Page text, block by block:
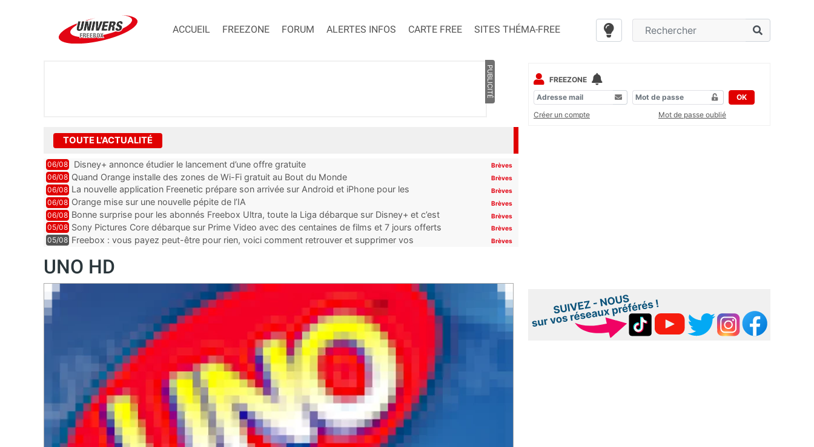
ACCUEIL FREEZONE FORUM ALERTES INFOS CARTE FREE SITES THÉMA-FREE
PUBLICITÉ
TOUTE L'ACTUALITÉ
06/08 Disney+ annonce étudier le lancement d’une offre gratuite Brèves
06/08 Quand Orange installe des zones de Wi-Fi gratuit au Bout du Monde Brèves
06/08 La nouvelle application Freenetic prépare son arrivée sur Android et iPhone pour les
abonnés Freebox, testez la
Brèves
06/08 Orange mise sur une nouvelle pépite de l’IA Brèves
06/08 Bonne surprise pour les abonnés Freebox Ultra, toute la Liga débarque sur Disney+ et c’est
inclus
Brèves
05/08 Sony Pictures Core débarque sur Prime Video avec des centaines de films et 7 jours offerts Brèves
05/08 Freebox : vous payez peut-être pour rien, voici comment retrouver et supprimer vos
Brèves
UNO HD
FREEZONE
OK
Créer un compte
Mot de passe oublié